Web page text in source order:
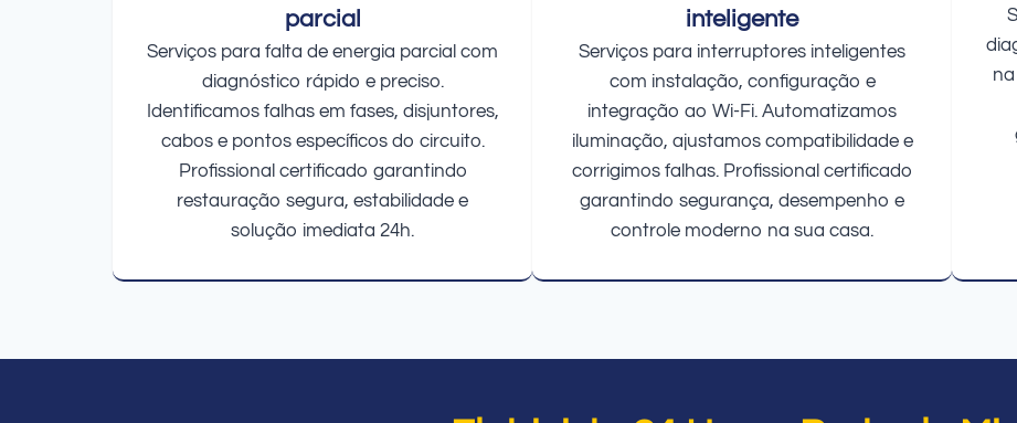
parcial
Serviços para falta de energia parcial com
diagnóstico rápido e preciso.
Identificamos falhas em fases, disjuntores,
cabos e pontos específicos do circuito.
Profissional certificado garantindo
restauração segura, estabilidade e
solução imediata 24h.
inteligente
Serviços para interruptores inteligentes
com instalação, configuração e
integração ao Wi-Fi. Automatizamos
iluminação, ajustamos compatibilidade e
corrigimos falhas. Profissional certificado
garantindo segurança, desempenho e
controle moderno na sua casa.